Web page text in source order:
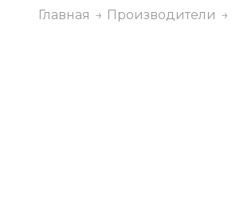
Главная Производители